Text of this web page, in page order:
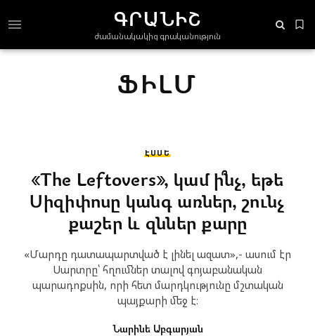
ԳՐԱՆԻՇ
ժամանակակից գրականություն
ՖԻԼՄ
ԷՍՍԵ
«The Leftovers», կամ ի՞նչ, եթե
Սիզիփոսը կանգ առներ, շունչ
քաշեր և զններ քարը
«Մարդը դատապարտված է լինել ազատ»,- ասում էր
Սարտրը՝ հղումներ տալով գոյաբանական
պարադոքսին, որի հետ մարդկությունը մշտական
պայքարի մեջ է։
Նարինե Աբգարյան